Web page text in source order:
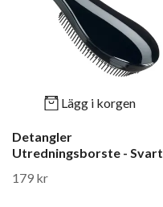
Lägg i korgen
Detangler
Utredningsborste - Svart
179 kr